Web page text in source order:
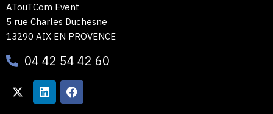
ATouTCom Event
5 rue Charles Duchesne
13290 AIX EN PROVENCE
04 42 54 42 60